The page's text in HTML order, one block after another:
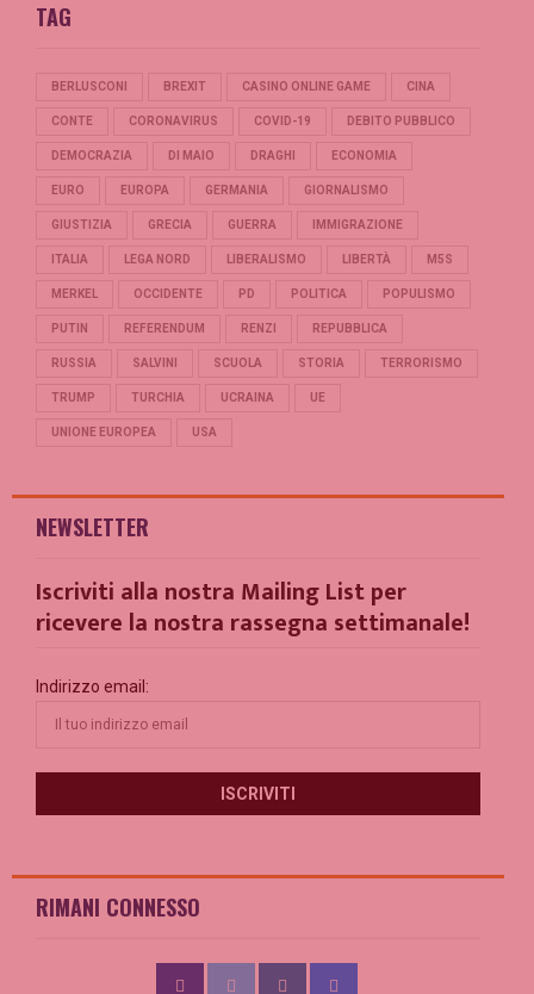
TAG
BERLUSCONI BREXIT CASINO ONLINE GAME CINA
CONTE CORONAVIRUS COVID-19 DEBITO PUBBLICO
DEMOCRAZIA DI MAIO DRAGHI ECONOMIA
EURO EUROPA GERMANIA GIORNALISMO
GIUSTIZIA GRECIA GUERRA IMMIGRAZIONE
ITALIA LEGA NORD LIBERALISMO LIBERTÀ M5S
MERKEL OCCIDENTE PD POLITICA POPULISMO
PUTIN REFERENDUM RENZI REPUBBLICA
RUSSIA SALVINI SCUOLA STORIA TERRORISMO
TRUMP TURCHIA UCRAINA UE
UNIONE EUROPEA USA
NEWSLETTER
Iscriviti alla nostra Mailing List per
ricevere la nostra rassegna settimanale!
Indirizzo email:
RIMANI CONNESSO